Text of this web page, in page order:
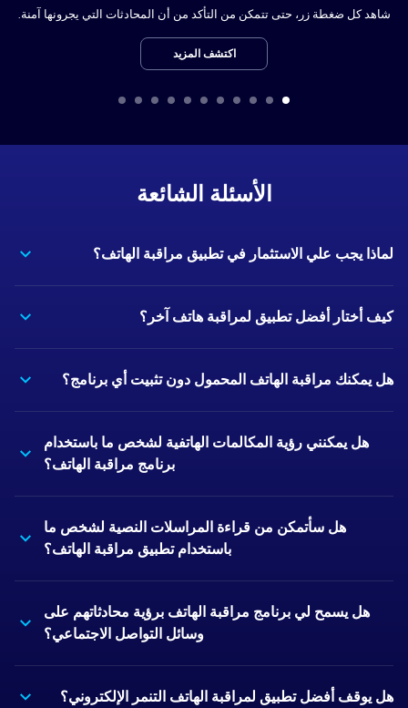
شاهد كل ضغطة زر، حتى تتمكن من التأكد من أن المحادثات التي يجرونها آمنة.
اكتشف المزيد
الأسئلة الشائعة
لماذا يجب علي الاستثمار في تطبيق مراقبة الهاتف؟
كيف أختار أفضل تطبيق لمراقبة هاتف آخر؟
هل يمكنك مراقبة الهاتف المحمول دون تثبيت أي برنامج؟
هل يمكنني رؤية المكالمات الهاتفية لشخص ما باستخدام
برنامج مراقبة الهاتف؟
هل سأتمكن من قراءة المراسلات النصية لشخص ما
باستخدام تطبيق مراقبة الهاتف؟
هل يسمح لي برنامج مراقبة الهاتف برؤية محادثاتهم على
وسائل التواصل الاجتماعي؟
هل يوقف أفضل تطبيق لمراقبة الهاتف التنمر الإلكتروني؟